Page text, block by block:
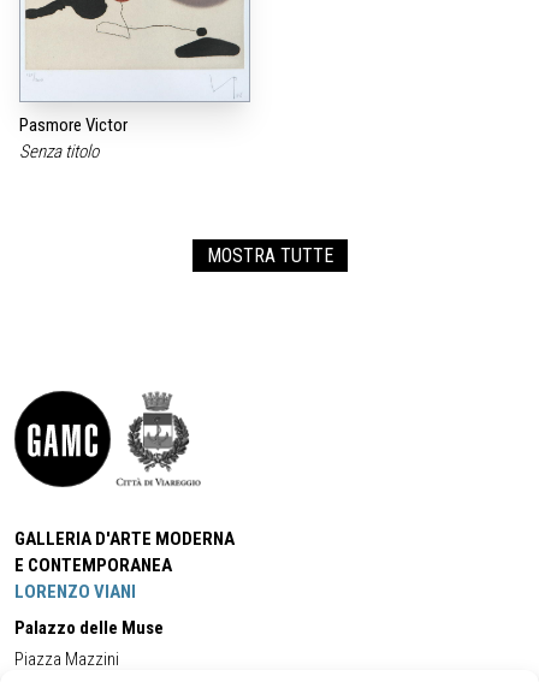
Pasmore Victor
Senza titolo
MOSTRA TUTTE
GALLERIA D'ARTE MODERNA
E CONTEMPORANEA
LORENZO VIANI
Palazzo delle Muse
Piazza Mazzini